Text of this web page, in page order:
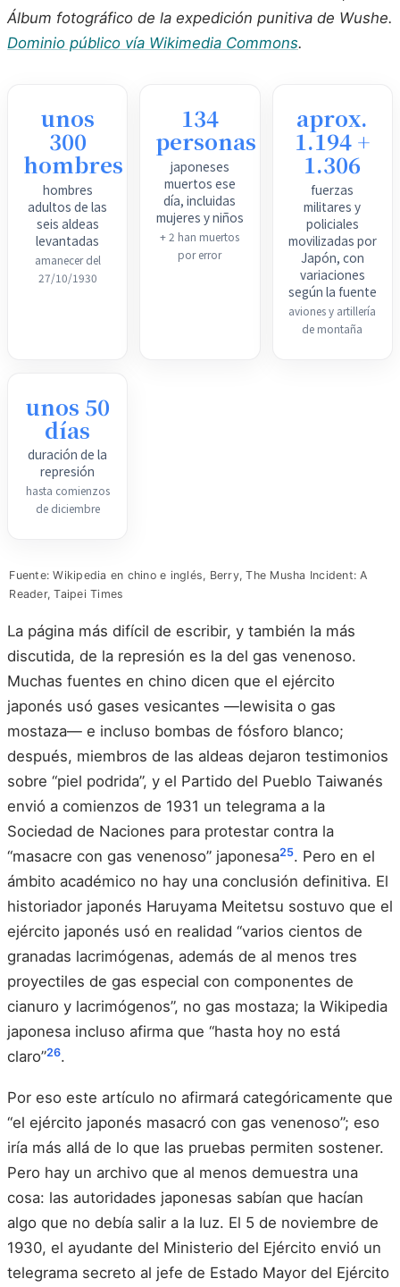
Álbum fotográfico de la expedición punitiva de Wushe.
Dominio público vía Wikimedia Commons.
unos
300
hombres
hombres
adultos de las
seis aldeas
levantadas
amanecer del
27/10/1930
134
personas
japoneses
muertos ese
día, incluidas
mujeres y niños
+ 2 han muertos
por error
aprox.
1.194 +
1.306
fuerzas
militares y
policiales
movilizadas por
Japón, con
variaciones
según la fuente
aviones y artillería
de montaña
unos 50
días
duración de la
represión
hasta comienzos
de diciembre
Fuente: Wikipedia en chino e inglés, Berry, The Musha Incident: A
Reader, Taipei Times
La página más difícil de escribir, y también la más
discutida, de la represión es la del gas venenoso.
Muchas fuentes en chino dicen que el ejército
japonés usó gases vesicantes —lewisita o gas
mostaza— e incluso bombas de fósforo blanco;
después, miembros de las aldeas dejaron testimonios
sobre “piel podrida”, y el Partido del Pueblo Taiwanés
envió a comienzos de 1931 un telegrama a la
Sociedad de Naciones para protestar contra la
“masacre con gas venenoso” japonesa25. Pero en el
ámbito académico no hay una conclusión definitiva. El
historiador japonés Haruyama Meitetsu sostuvo que el
ejército japonés usó en realidad “varios cientos de
granadas lacrimógenas, además de al menos tres
proyectiles de gas especial con componentes de
cianuro y lacrimógenos”, no gas mostaza; la Wikipedia
japonesa incluso afirma que “hasta hoy no está
claro”26.
Por eso este artículo no afirmará categóricamente que
“el ejército japonés masacró con gas venenoso”; eso
iría más allá de lo que las pruebas permiten sostener.
Pero hay un archivo que al menos demuestra una
cosa: las autoridades japonesas sabían que hacían
algo que no debía salir a la luz. El 5 de noviembre de
1930, el ayudante del Ministerio del Ejército envió un
telegrama secreto al jefe de Estado Mayor del Ejército